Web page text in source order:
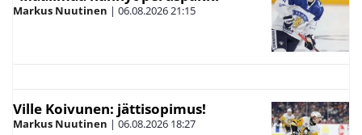
Markus Nuutinen | 06.08.202621:15
Ville Koivunen: jättisopimus!
Markus Nuutinen | 06.08.2026 18:27